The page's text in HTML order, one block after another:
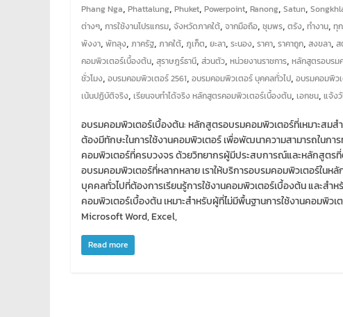
พัฒนา
เว็บ
ทำ
เว็บไซต์
จด
โดเมน
สต์
ราคา
ถูก
รับ
เขียน
โปรแกรม
ตาม
สั่ง
Phang Nga, Phattalung, Phuket, Powerpoint, Ranong, Satun,
ต่างๆ, การใช้งานโปรแกรม, จังหวัดภาคใต้, จากมือถือ, ชุมพร, ตรัง, ทำงาน, ทุ
พังงา, พัทลุง, ภาครัฐ, ภาคใต้, ภูเก็ต, ยะลา, ระนอง, ราคา, ราคาถูก, สงขลา,
คอมพิวเตอร์เบื้องต้น, สุราษฎร์ธานี, ส่วนตัว, หน่วยงานราชการ, หลักสูตรอบรม
ชั่วโมง, อบรมคอมพิวเตอร์ 2561, อบรมคอมพิวเตอร์ บุคคลทั่วไป, อบรมคอมพิว
เน้นปฏิบัติจริง, เรียนจบทำได้จริง หลักสูตรคอมพิวเตอร์เบื้องต้น, เอกชน, แจ้ง
อบรมคอมพิวเตอร์เบื้องต้น: หลักสูตรอบรมคอมพิวเตอร์ที่เหมาะส
ต้องมีทักษะในการใช้งานคอมพิวเตอร์ เพื่อพัฒนาความสามารถในก
คอมพิวเตอร์ที่ครบวงจร ด้วยวิทยากรผู้มีประสบการณ์และหลักสูต
อบรมคอมพิวเตอร์ที่หลากหลาย เราให้บริการอบรมคอมพิวเตอร์ใน
บุคคลทั่วไปที่ต้องการเรียนรู้การใช้งานคอมพิวเตอร์เบื้องต้น และส
คอมพิวเตอร์เบื้องต้น เหมาะสำหรับผู้ที่ไม่มีพื้นฐานการใช้งานคอมพิว
Microsoft Word, Excel,
Read more